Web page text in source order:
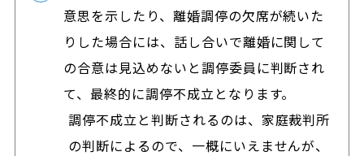
意思を示したり、離婚調停の欠席が続いた
りした場合には、話し合いで離婚に関して
の合意は見込めないと調停委員に判断され
て、最終的に調停不成立となります。
調停不成立と判断されるのは、家庭裁判所
の判断によるので、一概にいえませんが、